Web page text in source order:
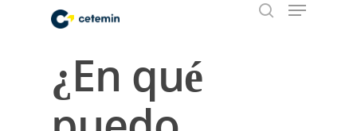
Hit enter to search or ESC to close
¿En qué